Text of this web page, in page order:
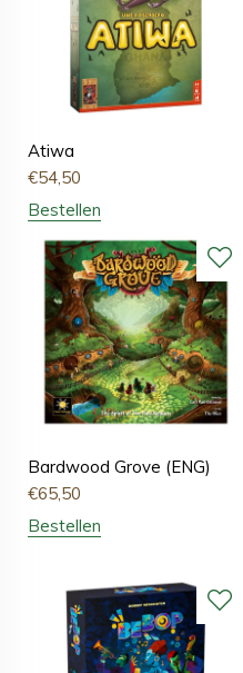
Atiwa
€54,50
Bestellen
Bardwood Grove (ENG)
€65,50
Bestellen